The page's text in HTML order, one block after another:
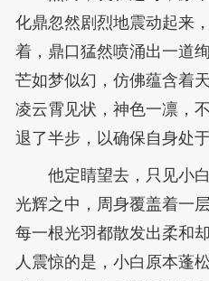
化鼎忽然剧烈地震动起来
着，鼎口猛然喷涌出一道
芒如梦似幻，仿佛蕴含着
凌云霄见状，神色一凛，
退了半步，以确保自身处
他定睛望去，只见小
光辉之中，周身覆盖着一
每一根光羽都散发出柔和
人震惊的是，小白原本蓬